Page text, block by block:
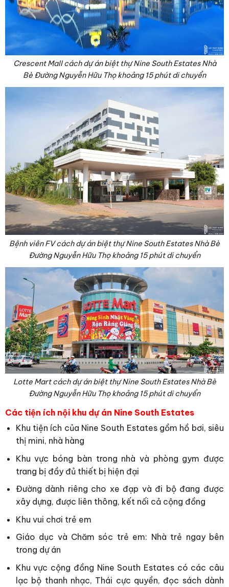
Crescent Mall cách dự án biệt thự Nine South Estates Nhà
Bè Đường Nguyễn Hữu Thọ khoảng 15 phút di chuyển
Bệnh viên FV cách dự án biệt thự Nine South Estates Nhà Bè
Đường Nguyễn Hữu Thọ khoảng 15 phút di chuyển
Lotte Mart cách dự án biệt thự Nine South Estates Nhà Bè
Đường Nguyễn Hữu Thọ khoảng 15 phút di chuyển
Các tiện ích nội khu dự án Nine South Estates
Khu tiện ích của Nine South Estates gồm hồ bơi, siêu
thị mini, nhà hàng
Khu vực bóng bàn trong nhà và phòng gym được
trang bị đầy đủ thiết bị hiện đại
Đường dành riêng cho xe đạp và đi bộ đang được
xây dựng, được liên thông, kết nối cả cộng đồng
Khu vui chơi trẻ em
Giáo dục và Chăm sóc trẻ em: Nhà trẻ ngay bên
trong dự án
Khu vực cộng đồng Nine South Estates có các câu
lạc bộ thanh nhạc, Thái cực quyền, đọc sách dành